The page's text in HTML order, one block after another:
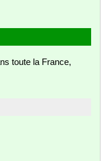
toute la France,